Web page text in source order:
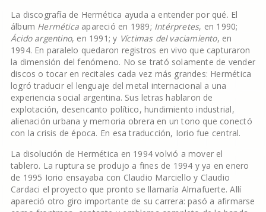
La discografía de Hermética ayuda a entender por qué. El
álbum Hermética apareció en 1989; Intérpretes, en 1990;
Ácido argentino, en 1991; y Víctimas del vaciamiento, en
1994. En paralelo quedaron registros en vivo que capturaron
la dimensión del fenómeno. No se trató solamente de vender
discos o tocar en recitales cada vez más grandes: Hermética
logró traducir el lenguaje del metal internacional a una
experiencia social argentina. Sus letras hablaron de
explotación, desencanto político, hundimiento industrial,
alienación urbana y memoria obrera en un tono que conectó
con la crisis de época. En esa traducción, Iorio fue central.
La disolución de Hermética en 1994 volvió a mover el
tablero. La ruptura se produjo a fines de 1994 y ya en enero
de 1995 Iorio ensayaba con Claudio Marciello y Claudio
Cardaci el proyecto que pronto se llamaría Almafuerte. Allí
apareció otro giro importante de su carrera: pasó a afirmarse